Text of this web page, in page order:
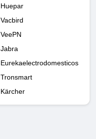
Huepar
Vacbird
VeePN
Jabra
Eurekaelectrodomesticos
Tronsmart
Kärcher